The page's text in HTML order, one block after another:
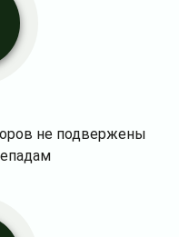
не подвержены